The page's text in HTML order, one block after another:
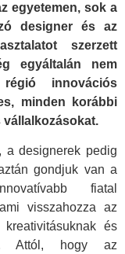
egyetemen, sok a
designer és az
szerzett
egyáltalán nem
innovációs
minden korábbi
a designerek pedig
gondjuk van a
fiatal
visszahozza az
és
Attól, hogy az